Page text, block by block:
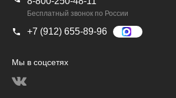
Бесплатный звонок по России
+7 (912) 655-89-96
Мы в соцсетях